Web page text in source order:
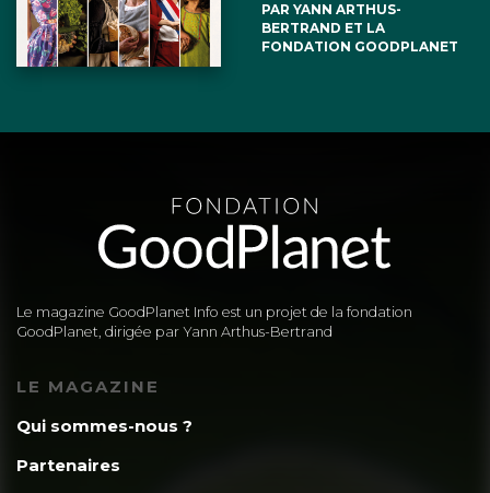
PAR YANN ARTHUS-
BERTRAND ET LA
FONDATION GOODPLANET
Le magazine GoodPlanet Info est un projet de la fondation
GoodPlanet, dirigée par Yann Arthus-Bertrand
LE MAGAZINE
Qui sommes-nous ?
Partenaires